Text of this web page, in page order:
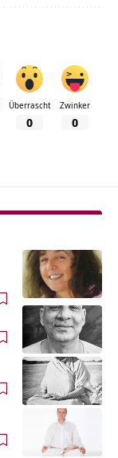
Überrascht
0
Zwinker
0